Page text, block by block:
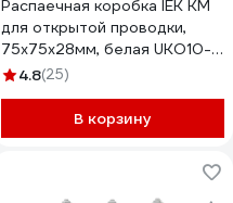
Распаечная коробка IEK КМ
для открытой проводки,
75х75х28мм, белая UKO10-
075-075-028-K01-E
4.8(25)
В корзину